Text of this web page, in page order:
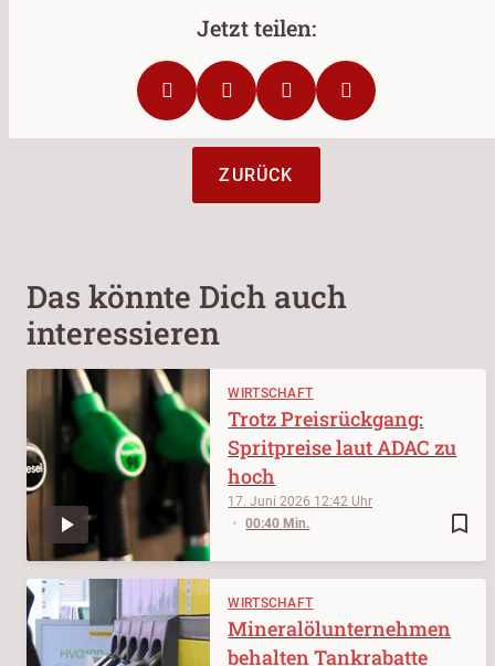
ZURÜCK
Das könnte Dich auch
interessieren
WIRTSCHAFT
bookmark_border
17. Juni 2026 12:42
00:40 Min.
Trotz Preisrückgang:
Spritpreise laut ADAC zu
hoch
WIRTSCHAFT
Mineralölunternehmen
behalten Tankrabatte